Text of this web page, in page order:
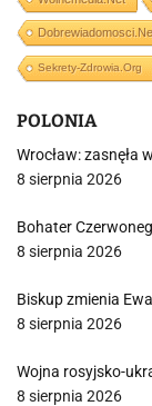
Sekrety-Zdrowia.org
POLONIA
Wrocław: zasnęła
8 sierpnia 2026
Bohater
8 sierpnia 2026
Biskup zmienia
8 sierpnia 2026
Wojna rosyjsko-
8 sierpnia 2026